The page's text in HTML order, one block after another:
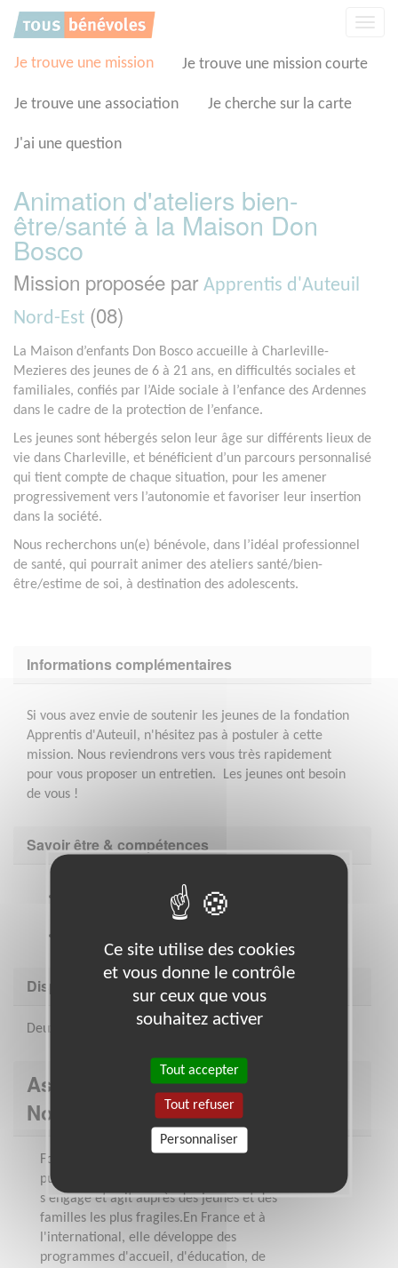
Je trouve une mission Je trouve une mission courte
Je trouve une association Je cherche sur la carte
J'ai une question
Animation d'ateliers bien-
être/santé à la Maison Don
Bosco
Mission proposée par Apprentis d'Auteuil
Nord-Est (08)
La Maison d’enfants Don Bosco accueille à Charleville-
Mezieres des jeunes de 6 à 21 ans, en difficultés sociales et
familiales, confiés par l’Aide sociale à l’enfance des Ardennes
dans le cadre de la protection de l’enfance.
Les jeunes sont hébergés selon leur âge sur différents lieux de
vie dans Charleville, et bénéficient d’un parcours personnalisé
qui tient compte de chaque situation, pour les amener
progressivement vers l’autonomie et favoriser leur insertion
dans la société.
Nous recherchons un(e) bénévole, dans l’idéal professionnel
de santé, qui pourrait animer des ateliers santé/bien-
être/estime de soi, à destination des adolescents.
Informations complémentaires
Si vous avez envie de soutenir les jeunes de la fondation
Apprentis d'Auteuil, n'hésitez pas à postuler à cette
mission. Nous reviendrons vers vous très rapidement
pour vous proposer un entretien. Les jeunes ont besoin
de vous !
Savoir être & compétences
Adopter une posture bienveillante et rassurante
Disponibilité demandée
Deux heures ou une après-midi par semaine
Association : Apprentis d'Auteuil
Nord-Est
Fondation catholique, reconnue d'utilité
publique depuis 1929, Apprentis d'Auteuil
s'engage et agit auprès des jeunes et des
familles les plus fragiles.En France et à
l'international, elle développe des
programmes d'accueil, d'éducation, de
Panneau de gestion des cookies
Ce site utilise des cookies
et vous donne le contrôle
sur ceux que vous
souhaitez activer
Tout accepter
Tout refuser
Personnaliser